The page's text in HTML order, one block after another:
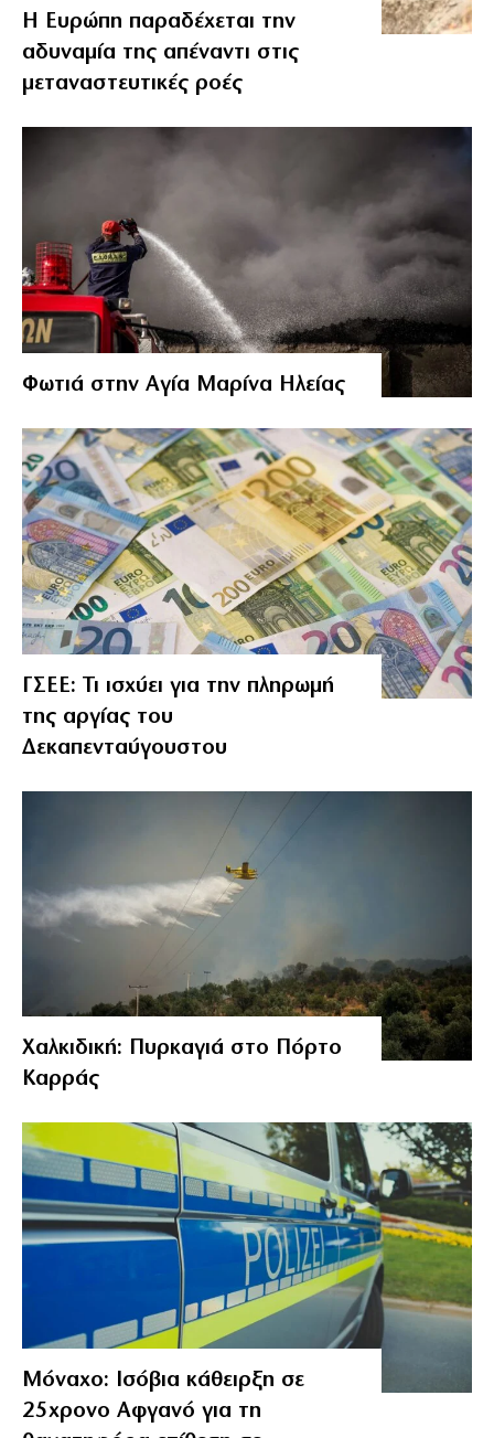
Η Ευρώπη παραδέχεται την
αδυναμία της απέναντι στις
μεταναστευτικές ροές
Φωτιά στην Αγία Μαρίνα Ηλείας
ΓΣΕΕ: Τι ισχύει για την πληρωμή
της αργίας του
Δεκαπενταύγουστου
Χαλκιδική: Πυρκαγιά στο Πόρτο
Καρράς
Μόναχο: Ισόβια κάθειρξη σε
25χρονο Αφγανό για τη